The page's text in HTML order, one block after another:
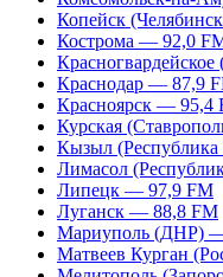
Копейск
Кострома — 92,0
Краснодар — 87,9
Красноярск — 95,4
Курская
Кызыл
Лимасол
Липецк — 97,9 FM
Луганск — 88,8 FM
Мариуполь (ДНР)
Матвеев Курган